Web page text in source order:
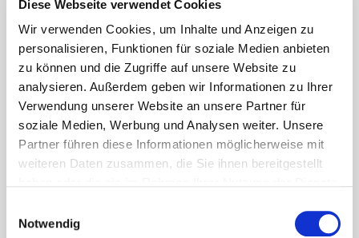
Diese Webseite verwendet Cookies
Wir verwenden Cookies, um Inhalte und Anzeigen zu
personalisieren, Funktionen für soziale Medien anbieten
zu können und die Zugriffe auf unsere Website zu
analysieren. Außerdem geben wir Informationen zu Ihrer
Verwendung unserer Website an unsere Partner für
soziale Medien, Werbung und Analysen weiter. Unsere
Partner führen diese Informationen möglicherweise mit
weiteren Daten zusammen, die Sie ihnen bereitgestellt
Notwendig
Die Terrassotec eignet sich ideal, um Terrassendielen
auf Holzunterkonstruktionen zu befestigen. Die
Schraube verfügt über einen Sonderkopf, der die
Spanaufstellung beim Einschrauben verringert, sowie
über ein Unterkopfgewinde, welches für einen sicheren
Halt der Dielen sorgt. Zusätzlich wird die Spaltgefahr
durch den speziellen Schraubenkopf reduziert.
sich und ist in verschiedenen Ausführungen erhältlich.